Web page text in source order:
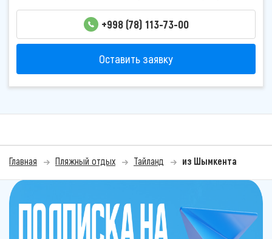
+998 (78) 113-73-00
Оставить заявку
Главная Пляжный отдых Тайланд из Шымкента